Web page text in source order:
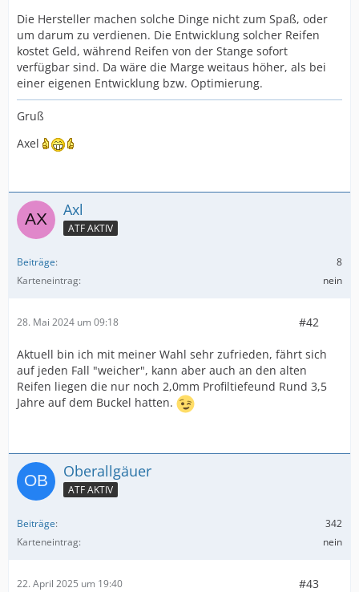
Die Hersteller machen solche Dinge nicht zum Spaß, oder
um darum zu verdienen. Die Entwicklung solcher Reifen
kostet Geld, während Reifen von der Stange sofort
verfügbar sind. Da wäre die Marge weitaus höher, als bei
einer eigenen Entwicklung bzw. Optimierung.
Gruß
Axel
Axl
ATF AKTIV
Beiträge
8
Karteneintrag
nein
28. Mai 2024 um 09:18 #42
Aktuell bin ich mit meiner Wahl sehr zufrieden, fährt sich
auf jeden Fall "weicher", kann aber auch an den alten
Reifen liegen die nur noch 2,0mm Profiltiefeund Rund 3,5
Jahre auf dem Buckel hatten.
Oberallgäuer
ATF AKTIV
Beiträge
342
Karteneintrag
nein
22. April 2025 um 19:40 #43